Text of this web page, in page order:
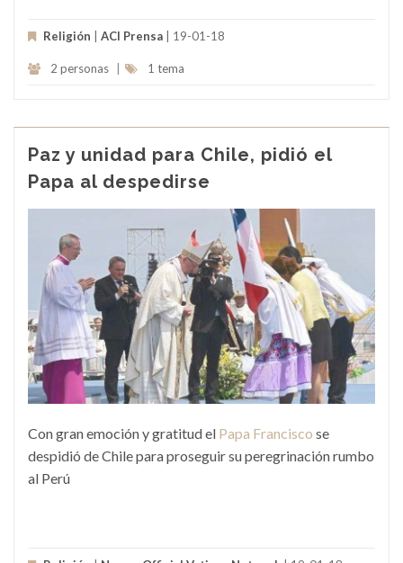
Religión ACI Prensa | 19-01-18
2 personas 1 tema
Paz y unidad para Chile, pidió el
Papa al despedirse
Con gran emoción y gratitud el Papa Francisco se
despidió de Chile para proseguir su peregrinación rumbo
al Perú